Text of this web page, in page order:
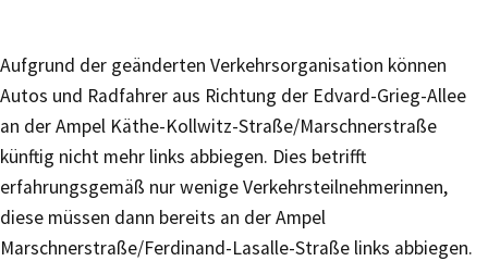
Aufgrund der geänderten Verkehrsorganisation können
Autos und Radfahrer aus Richtung der Edvard-Grieg-Allee
an der Ampel Käthe-Kollwitz-Straße/Marschnerstraße
künftig nicht mehr links abbiegen. Dies betrifft
erfahrungsgemäß nur wenige Verkehrsteilnehmerinnen,
diese müssen dann bereits an der Ampel
Marschnerstraße/Ferdinand-Lasalle-Straße links abbiegen.